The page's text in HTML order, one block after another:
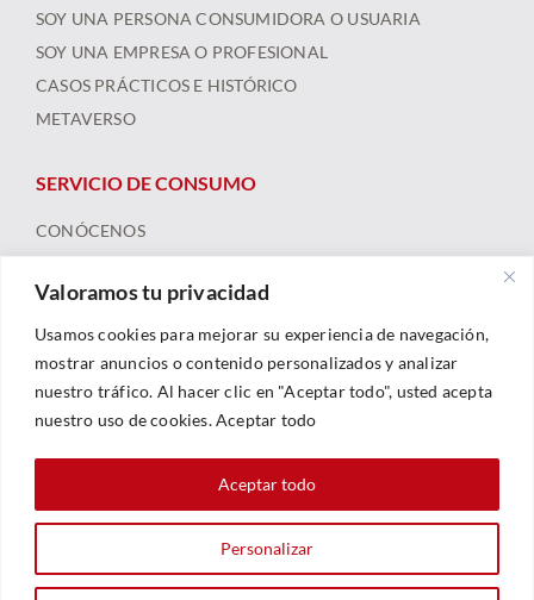
Valoramos tu privacidad
Usamos cookies para mejorar su experiencia de navegación,
mostrar anuncios o contenido personalizados y analizar
nuestro tráfico. Al hacer clic en "Aceptar todo", usted acepta
nuestro uso de cookies. Aceptar todo
Personalizar
Aceptar todo
SOY UNA PERSONA CONSUMIDORA O USUARIA
SOY UNA EMPRESA O PROFESIONAL
CASOS PRÁCTICOS E HISTÓRICO
METAVERSO
SERVICIO DE CONSUMO
CONÓCENOS
FORMACIÓN Y RECURSOS
NOTICIAS
Política De Privacidad|Política De Cookies
Sarhe Consultoría